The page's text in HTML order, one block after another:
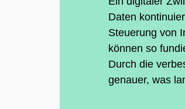
Daten
Steuerung von
können so
Durch die
genauer, was